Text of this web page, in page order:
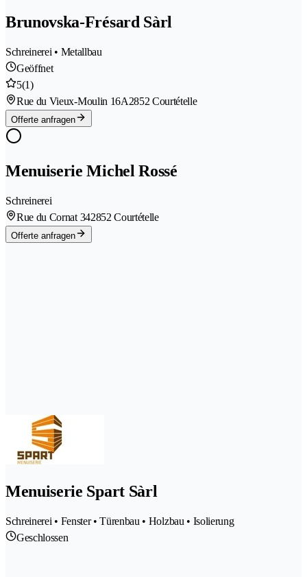
Brunovska-Frésard Sàrl
Schreinerei • Metallbau
Geöffnet
5(1)
Rue du Vieux-Moulin 16A2852 Courtételle
Offerte anfragen
Menuiserie Michel Rossé
Schreinerei
Rue du Cornat 342852 Courtételle
Offerte anfragen
Menuiserie Spart Sàrl
Schreinerei • Fenster • Türenbau • Holzbau • Isolierung
Geschlossen